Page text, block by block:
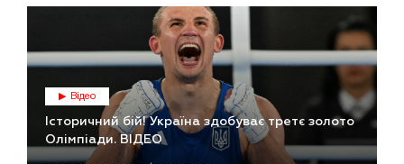
Відео
Історичний бій! Україна здобуває третє золото
Олімпіади. ВІДЕО